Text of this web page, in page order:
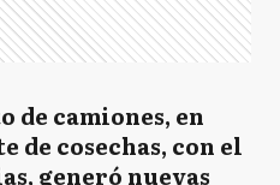
de camiones, en
de cosechas, con el
generó nuevas